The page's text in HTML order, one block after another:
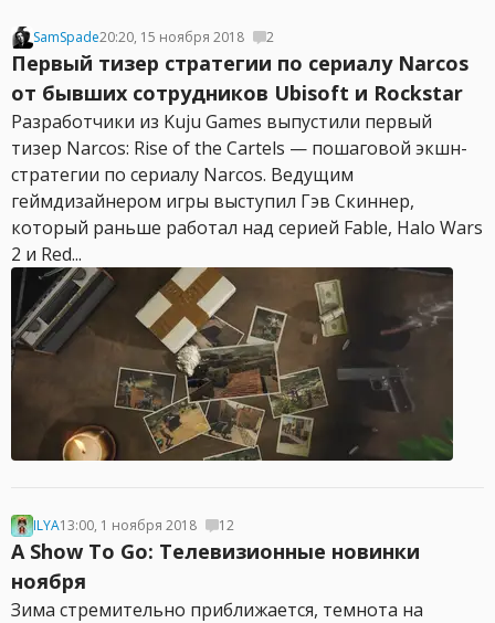
SamSpade20:20, 15 ноября 2018 2
Первый тизер стратегии по сериалу Narcos
от бывших сотрудников Ubisoft и Rockstar
Разработчики из Kuju Games выпустили первый
тизер Narcos: Rise of the Cartels — пошаговой экшн-
стратегии по сериалу Narcos. Ведущим
геймдизайнером игры выступил Гэв Скиннер,
который раньше работал над серией Fable, Halo Wars
2 и Red...
ILYA13:00, 1 ноября 2018 12
A Show To Go: Телевизионные новинки
ноября
Зима стремительно приближается, темнота на